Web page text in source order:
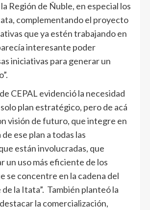
Región de Ñuble, en especial los
complementando el proyecto
que ya estén trabajando en
interesante poder
iniciativas para generar un
CEPAL evidenció la necesidad
plan estratégico, pero de acá
visión de futuro, que integre en
ese plan a todas las
están involucradas, que
un uso más eficiente de los
se concentre en la cadena del
de la Itata”. También planteó la
la comercialización,